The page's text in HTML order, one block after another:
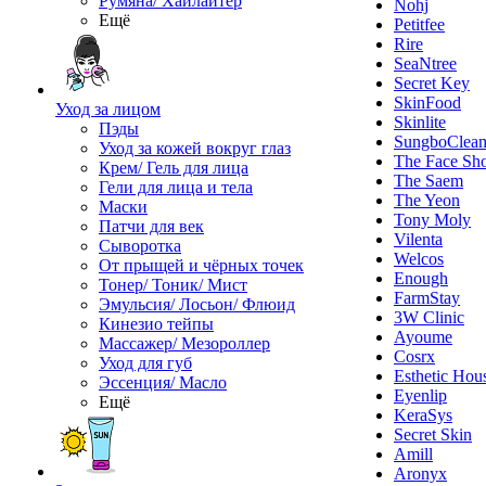
Ещё
Уход за лицом
Пэды
Уход за кожей вокруг глаз
Крем/ Гель для лица
Гели для лица и тела
Маски
Патчи для век
Сыворотка
От прыщей и чёрных точек
Тонер/ Тоник/ Мист
Эмульсия/ Лосьон/ Флюид
Кинезио тейпы
Массажер/ Мезороллер
Уход для губ
Эссенция/ Масло
Ещё
Nohj
Petitfee
Rire
SeaNtree
Secret Key
SkinFood
Skinlite
The Face
The Saem
The Yeon
Tony Moly
Vilenta
Welcos
Enough
FarmStay
3W Clinic
Ayoume
Cosrx
Esthetic
Eyenlip
KeraSys
Secret Skin
Amill
Aronyx